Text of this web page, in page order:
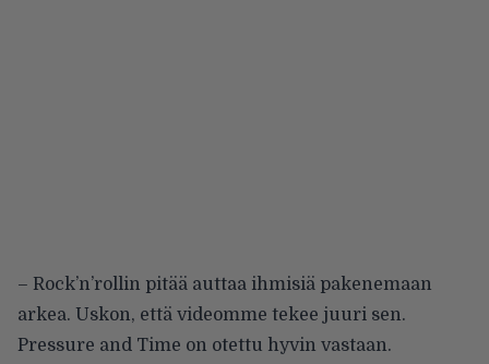
– Rock’n’rollin pitää auttaa ihmisiä pakenemaan
arkea. Uskon, että videomme tekee juuri sen.
Pressure and Time on otettu hyvin vastaan.